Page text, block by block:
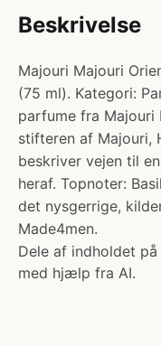
Beskrivelse
Majouri Majouri
(75 ml). Kategori:
parfume fra Majouri
stifteren af Majouri,
beskriver vejen til
heraf. Topnoter:
det nysgerrige,
Made4men.
Dele af indholdet
med hjælp fra AI.